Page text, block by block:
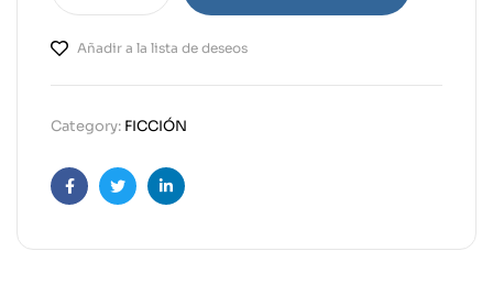
Añadir a la lista de deseos
Category: FICCIÓN
FacebookTwitterLinkedin